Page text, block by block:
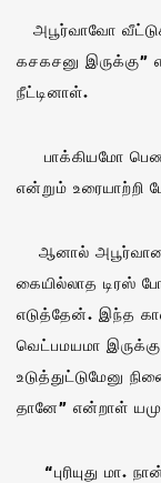
அபூர்வாவோ
கசகசனு
நீட்டினாள்.
பாக்கியமோ பெண்
என்றும்
ஆனால்
கையில்லாத டிரஸ்
எடுத்தேன். இந்த
வெட்பமயமா
உடுத்துட்டுமேனு
தானே” என்றாள்
“புரியுது மா.